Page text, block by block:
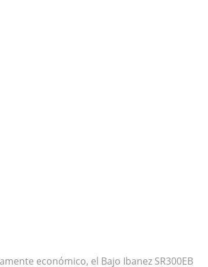
económico, el Bajo Ibanez SR300EB